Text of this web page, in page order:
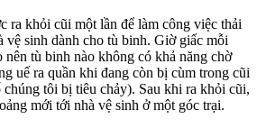
ra khỏi cũi một lần để làm công việc thải
vệ sinh dành cho tù binh. Giờ giấc mỗi
nên tù binh nào không có khả năng chờ
uế ra quần khi đang còn bị cùm trong cũi
tôi bị tiêu chảy). Sau khi ra khỏi cũi,
mới tới nhà vệ sinh ở một góc trại.